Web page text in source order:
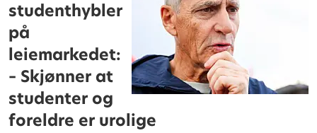
studenthybler
på
leiemarkedet:
– Skjønner at
studenter og
foreldre er urolige